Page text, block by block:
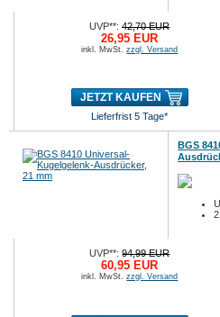
UVP**:42,70 EUR
26,95 EUR
inkl. MwSt.zzgl. Versand
JETZT KAUFEN
Lieferfrist 5 Tage*
BGS
UVP**:94,99 EUR
60,95 EUR
inkl. MwSt.zzgl. Versand